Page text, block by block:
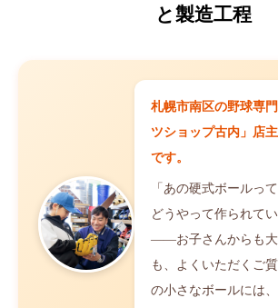
と製造工程
札幌市南区の野球専
ツショップ古内」店
です。
「あの硬式ボールっ
どうやって作られてい
——お子さんからも大
も、よくいただくご
の小さなボールには